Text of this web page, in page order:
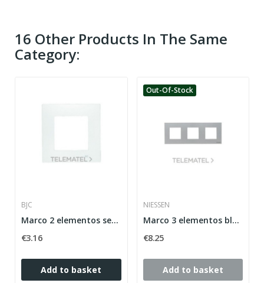
16 Other Products In The Same
Category:
BJC
Marco 2 elementos serie Viva en plata luna
€3.16
Add to basket
Out-Of-Stock
NIESSEN
Marco 3 elementos blanco alpino horizontal...
€8.25
Add to basket